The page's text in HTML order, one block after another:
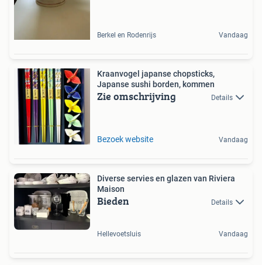
Berkel en Rodenrijs Vandaag
Kraanvogel japanse chopsticks,
Japanse sushi borden, kommen
Zie omschrijving Details
Bezoek website Vandaag
Diverse servies en glazen van Riviera
Maison
Bieden Details
Hellevoetsluis Vandaag